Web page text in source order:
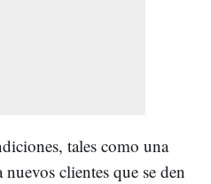
tales como una
nuevos clientes que se den